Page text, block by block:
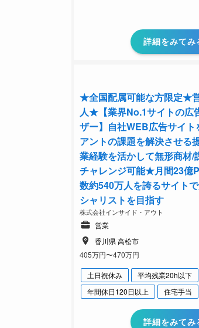
詳細をみてみ
★全国配属可能な方限定★
人★【業界No.1サイトの広
ザー】自社WEB広告サイト
アントの課題を解決させる
業経験を活かして無形商材/
チャレンジ可能★月間23億
数約540万人を誇るサイト
シャリストを目指す
株式会社インサイド・アウト
営業
香川県 高松市
405万円〜470万円
土日祝休み
平均残業20h以下
年間休日120日以上
住宅手当
詳細をみてみ